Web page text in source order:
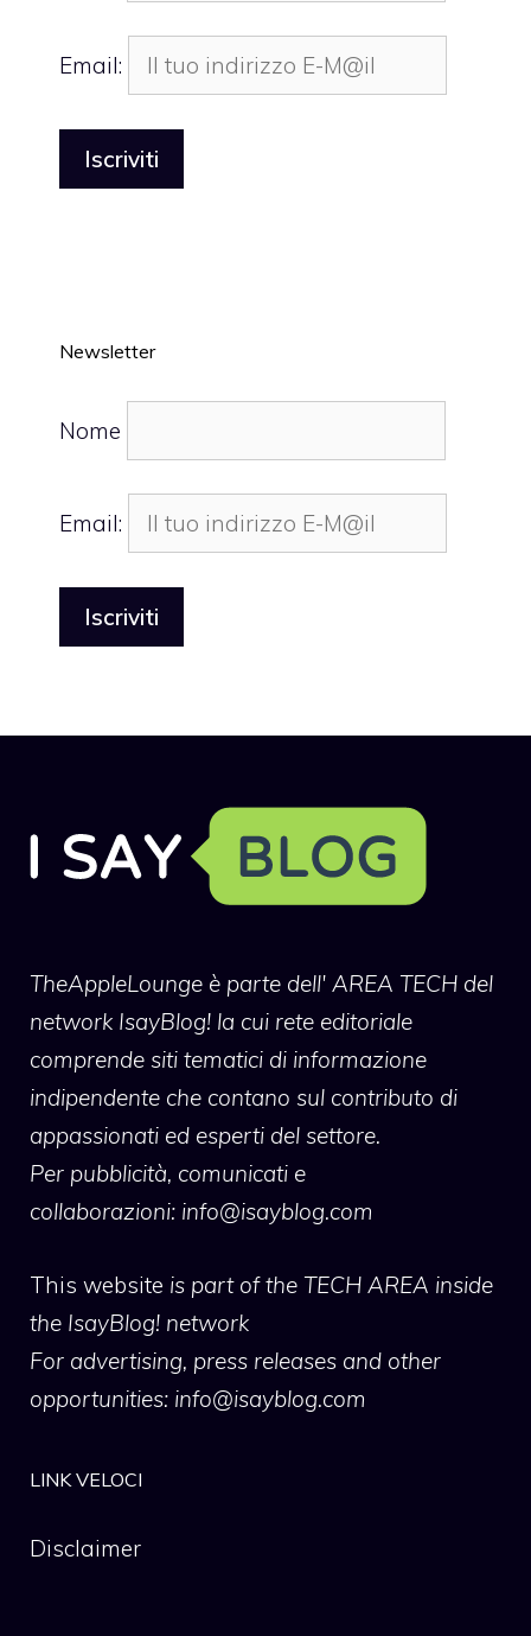
Email:
Newsletter
Nome
Email:
TheAppleLounge è parte dell' AREA TECH del
network IsayBlog! la cui rete editoriale
comprende siti tematici di informazione
indipendente che contano sul contributo di
appassionati ed esperti del settore.
Per pubblicità, comunicati e
collaborazioni: info@isayblog.com
This website is part of the TECH AREA inside
the IsayBlog! network
For advertising, press releases and other
opportunities: info@isayblog.com
LINK VELOCI
Disclaimer